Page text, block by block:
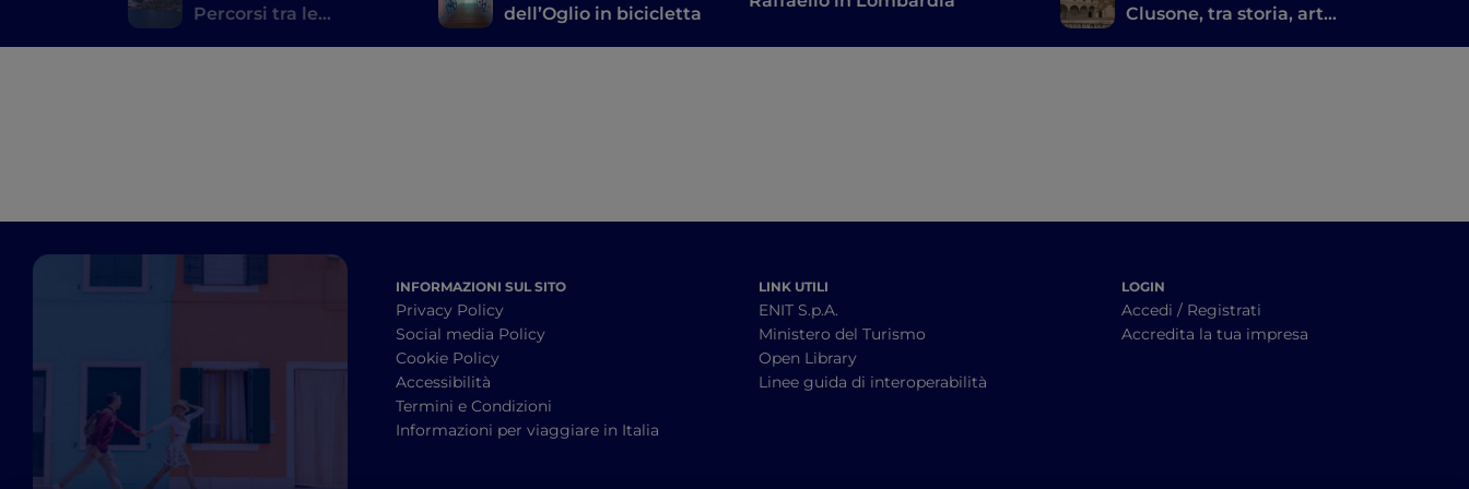
Percorsi tra le
dell’Oglio in bicicletta
Clusone, tra storia, arte
INFORMAZIONI SUL SITO
Privacy Policy
Social media Policy
Cookie Policy
Accessibilità
Termini e Condizioni
Informazioni per viaggiare in Italia
LINK UTILI
ENIT S.p.A.
Ministero del Turismo
Open Library
Linee guida di interoperabilità
LOGIN
Accedi / Registrati
Accredita la tua impresa